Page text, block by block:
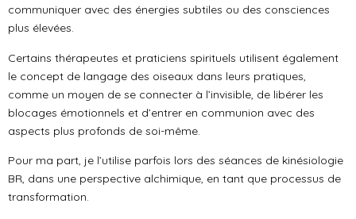
communiquer avec des énergies subtiles ou des consciences
plus élevées.
Certains thérapeutes et praticiens spirituels utilisent également
le concept de langage des oiseaux dans leurs pratiques,
comme un moyen de se connecter à l’invisible, de libérer les
blocages émotionnels et d’entrer en communion avec des
aspects plus profonds de soi-même.
Pour ma part, je l’utilise parfois lors des séances de kinésiologie
BR, dans une perspective alchimique, en tant que processus de
transformation.